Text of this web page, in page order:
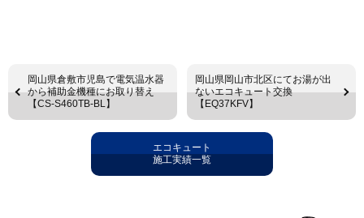
岡山県倉敷市児島で電気温水器
から補助金機種にお取り替え
【CS-S460TB-BL】
岡山県岡山市北区にてお湯が出
ないエコキュート交換
【EQ37KFV】
エコキュート
施工実績一覧